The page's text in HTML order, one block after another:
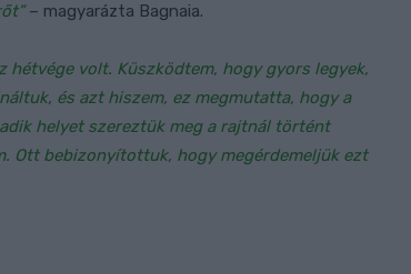
– magyarázta Bagnaia.
hétvége volt. Küszködtem, hogy gyors legyek,
és azt hiszem, ez megmutatta, hogy a
helyet szereztük meg a rajtnál történt
Ott bebizonyítottuk, hogy megérdemeljük ezt